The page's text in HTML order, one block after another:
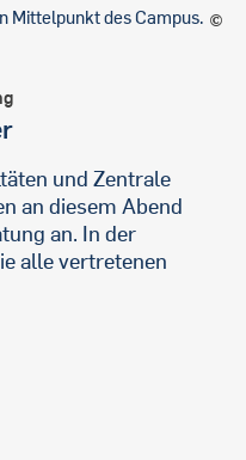
Mittelpunkt des Campus.
und Zentrale
an diesem Abend
an. In der
alle vertretenen